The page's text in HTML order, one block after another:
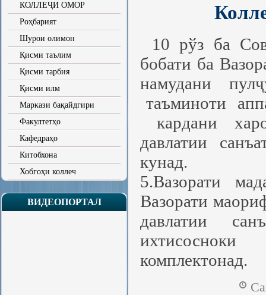
КОЛЛЕҶИ ОМОР
Роҳбарият
Шурои олимон
Қисми таълим
Қисми тарбия
Қисми илм
Маркази бақайдгири
Факултетҳо
Кафедраҳо
Китобхона
Хобгоҳи коллеч
ВИДЕОПОРТАЛ
10 рўз ба
бобати ба
намудани
таъминоти
кардани
давлатии
кунад.
5.Вазорати
Вазорати
давлатии
комплектонад.